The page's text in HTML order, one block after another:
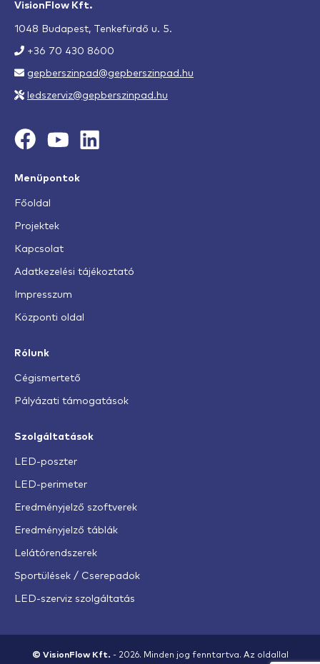
VisionFlow Kft.
1048 Budapest, Tenkefürdő u. 5.
+36 70 430 8600
gepberszinpad@gepberszinpad.hu
ledszerviz@gepberszinpad.hu
Menüpontok
Főoldal
Projektek
Kapcsolat
Adatkezelési tájékoztató
Impresszum
Központi oldal
Rólunk
Cégismertető
Pályázati támogatások
Szolgáltatások
LED-poszter
LED-perimeter
Eredményjelző szoftverek
Eredményjelző táblák
Lelátórendszerek
Sportülések / Cserepadok
LED-szerviz szolgáltatás
© VisionFlow Kft. - 2026. Minden jog fenntartva. Az oldallal